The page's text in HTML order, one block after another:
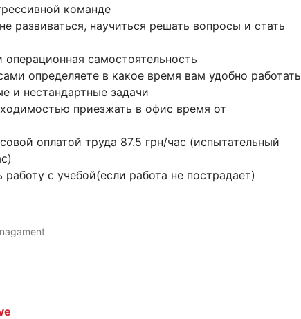
команде
развиваться, научиться решать вопросы и стать
самостоятельность
определяете в какое время вам удобно работать
и нестандартные задачи
приезжать в офис время от
оплатой труда 87.5 грн/час (испытательный
с учебой(если работа не пострадает)